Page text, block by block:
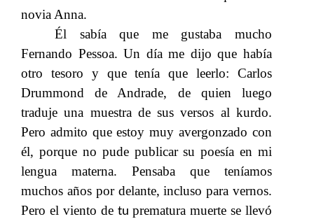
novia Anna.
Él sabía que me gustaba mucho
Fernando Pessoa. Un día me dijo que había
otro tesoro y que tenía que leerlo: Carlos
Drummond de Andrade, de quien luego
traduje una muestra de sus versos al kurdo.
Pero admito que estoy muy avergonzado con
él, porque no pude publicar su poesía en mi
lengua materna. Pensaba que teníamos
muchos años por delante, incluso para vernos.
Pero el viento de tu prematura muerte se llevó